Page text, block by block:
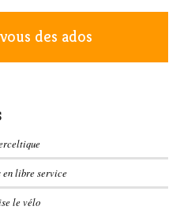
des ados
en libre service
le vélo